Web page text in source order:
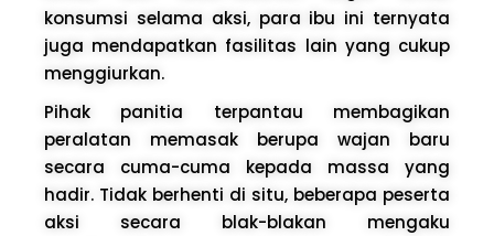
konsumsi selama aksi, para ibu ini ternyata
juga mendapatkan fasilitas lain yang cukup
menggiurkan.
Pihak panitia terpantau membagikan
peralatan memasak berupa wajan baru
secara cuma-cuma kepada massa yang
hadir. Tidak berhenti di situ, beberapa peserta
aksi secara blak-blakan mengaku